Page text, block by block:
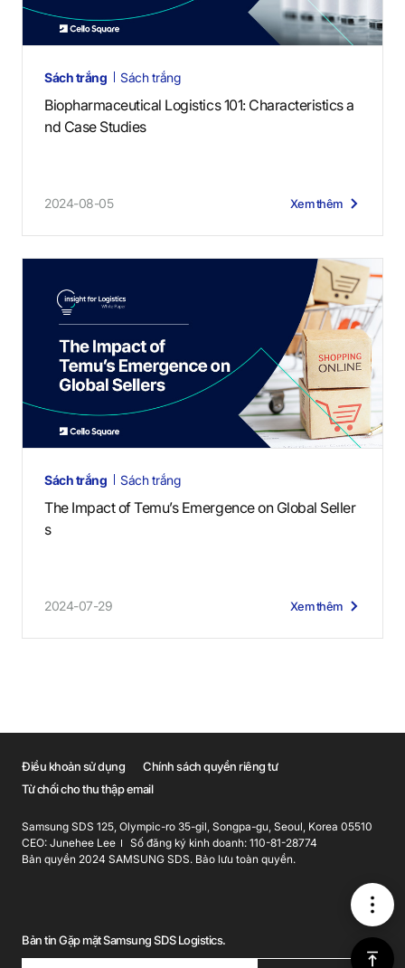
메
뉴
위
Sách trắng Sách trắng
Biopharmaceutical Logistics 101: Characteristics a
nd Case Studies
2024-08-05 Xem thêm
Sách trắng Sách trắng
The Impact of Temu’s Emergence on Global Seller
s
2024-07-29 Xem thêm
Bản tin Gặp mặt Samsung SDS Logistics.
Samsung SDS 125, Olympic-ro 35-gil, Songpa-gu, Seoul, Korea 05510
CEO: Junehee Lee
Số đăng ký kinh doanh: 110-81-28774
Bản quyền 2024 SAMSUNG SDS. Bảo lưu toàn quyền.
Điều khoản sử dụng
Chính sách quyền riêng tư
Từ chối cho thu thập email